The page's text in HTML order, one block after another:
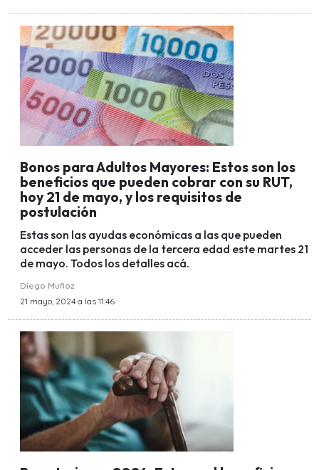
Bonos para Adultos Mayores: Estos son los
beneficios que pueden cobrar con su RUT,
hoy 21 de mayo, y los requisitos de
postulación
Estas son las ayudas económicas a las que pueden
acceder las personas de la tercera edad este martes 21
de mayo. Todos los detalles acá.
Diego Muñoz
21 mayo, 2024 a las 11:46